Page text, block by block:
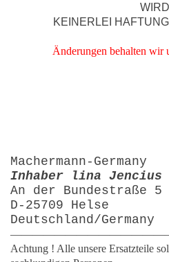
WIRD
KEINERLEI
Änderungen behalten wir
Machermann-Germany
Inhaber lina Jencius
An der Bundestraße
D-25709 Helse
Deutschland/Germany
Achtung ! Alle unsere Ersatzteile